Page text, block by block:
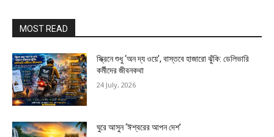
MOST READ
স্ক্রিনে শুধু ‘অন দ্য ওয়ে’, বাস্তবে হাজারো ঝুঁকি: ডেলিভারি
কর্মীদের জীবনকথা
24 July, 2026
ঘুরে আসুন ‘ঈশ্বরের আপন দেশ’